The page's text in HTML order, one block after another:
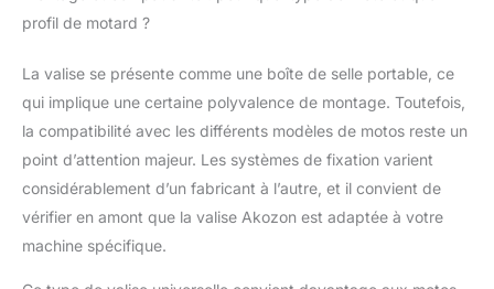
profil de motard ?
La valise se présente comme une boîte de selle portable, ce
qui implique une certaine polyvalence de montage. Toutefois,
la compatibilité avec les différents modèles de motos reste un
point d’attention majeur. Les systèmes de fixation varient
considérablement d’un fabricant à l’autre, et il convient de
vérifier en amont que la valise Akozon est adaptée à votre
machine spécifique.